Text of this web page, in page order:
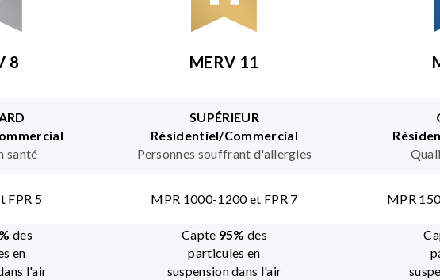
8 MERV 11
santé
SUPÉRIEUR
Résidentiel/Commercial
Personnes souffrant d'allergies
FPR 5 MPR 1000-1200 et FPR 7 MPR
% des
en
l'air
Capte 95% des
particules en
suspension dans l'air